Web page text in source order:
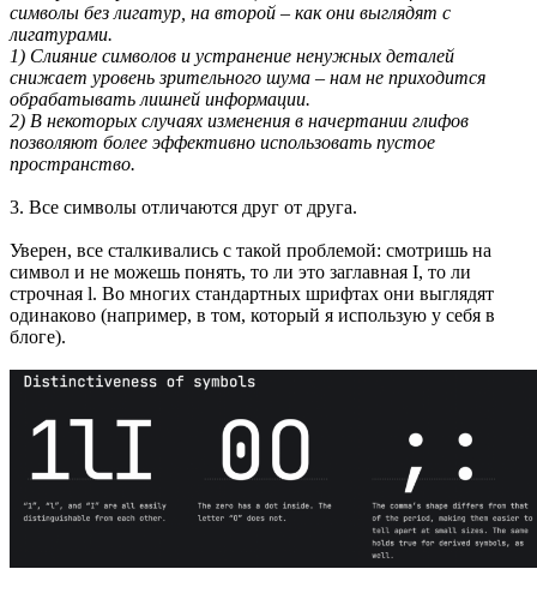
символы без лигатур, на второй – как они выглядят с
лигатурами.
1) Слияние символов и устранение ненужных деталей
снижает уровень зрительного шума – нам не приходится
обрабатывать лишней информации.
2) В некоторых случаях изменения в начертании глифов
позволяют более эффективно использовать пустое
пространство.
3. Все символы отличаются друг от друга.
Уверен, все сталкивались с такой проблемой: смотришь на
символ и не можешь понять, то ли это заглавная I, то ли
строчная l. Во многих стандартных шрифтах они выглядят
одинаково (например, в том, который я использую у себя в
блоге).